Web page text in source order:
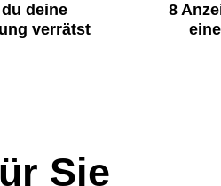
deine
verrätst
8
Sie